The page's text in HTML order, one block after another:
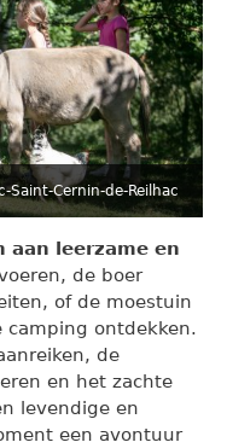
Cernin-de-Reilhac
aan leerzame en
de boer
of de moestuin
camping ontdekken.
de
en het zachte
levendige en
een avontuur